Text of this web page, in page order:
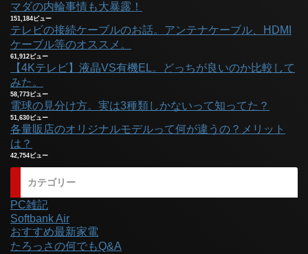
マダの内輪事情も大暴露！
151,184ビュー
テレビの接続ケーブルのお話。アンテナケーブル、HDMI
ケーブル等のオススメ。
61,912ビュー
【4Kテレビ】液晶VS有機EL。どっちが良いのか比較して
みた。
58,773ビュー
電球の見分け方。実は3種類しかないって知ってた？
51,630ビュー
各量販店のオリジナルモデルって何が違うの？メリット
は？
42,754ビュー
カテゴリー
PC雑記
Softbank Air
おすすめ最新家電
たろっさの何でもQ&A